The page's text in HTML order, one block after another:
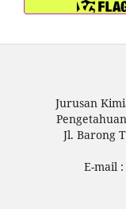
Jurusan
Jl. Barong
E-mail